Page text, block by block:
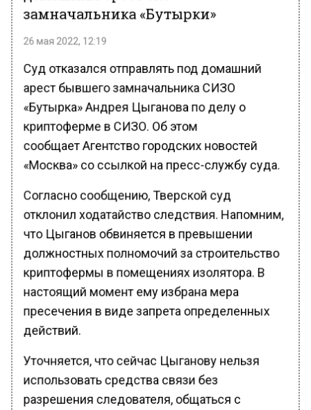
замначальника «Бутырки»
26 мая 2022, 12:19
Суд отказался отправлять под домашний
арест бывшего замначальника СИЗО
«Бутырка» Андрея Цыганова по делу о
криптоферме в СИЗО. Об этом
сообщает Агентство городских новостей
«Москва» со ссылкой на пресс-службу суда.
Согласно сообщению, Тверской суд
отклонил ходатайство следствия. Напомним,
что Цыганов обвиняется в превышении
должностных полномочий за строительство
криптофермы в помещениях изолятора. В
настоящий момент ему избрана мера
пресечения в виде запрета определенных
действий.
Уточняется, что сейчас Цыганову нельзя
использовать средства связи без
разрешения следователя, общаться с